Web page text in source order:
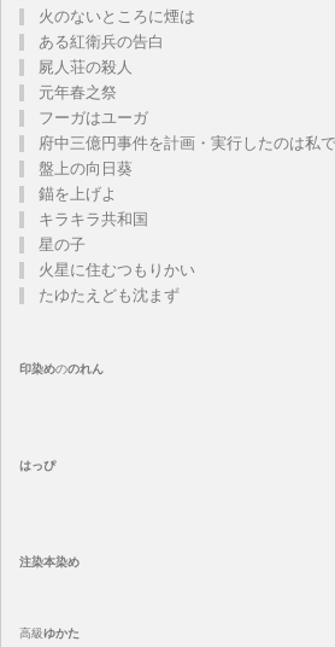
火のないところに煙は
ある紅衛兵の告白
屍人荘の殺人
元年春之祭
フーガはユーガ
府中三億円事件を計画・実行したのは私で
盤上の向日葵
錨を上げよ
キラキラ共和国
星の子
火星に住むつもりかい
たゆたえども沈まず
印染めののれん
はっぴ
注染本染め
高級ゆかた